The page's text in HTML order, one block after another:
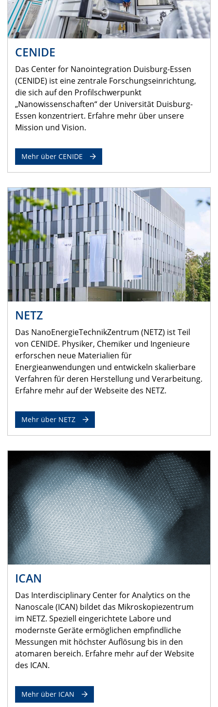
CENIDE
Das Center for Nanointegration Duisburg-Essen
(CENIDE) ist eine zentrale Forschungseinrichtung,
die sich auf den Profilschwerpunkt
„Nanowissenschaften“ der Universität Duisburg-
Essen konzentriert. Erfahre mehr über unsere
Mission und Vision.
Mehr über CENIDE
NETZ
Das NanoEnergieTechnikZentrum (NETZ) ist Teil
von CENIDE. Physiker, Chemiker und Ingenieure
erforschen neue Materialien für
Energieanwendungen und entwickeln skalierbare
Verfahren für deren Herstellung und Verarbeitung.
Erfahre mehr auf der Webseite des NETZ.
Mehr über NETZ
ICAN
Das Interdisciplinary Center for Analytics on the
Nanoscale (ICAN) bildet das Mikroskopiezentrum
im NETZ. Speziell eingerichtete Labore und
modernste Geräte ermöglichen empfindliche
Messungen mit höchster Auflösung bis in den
atomaren bereich. Erfahre mehr auf der Website
des ICAN.
Mehr über ICAN